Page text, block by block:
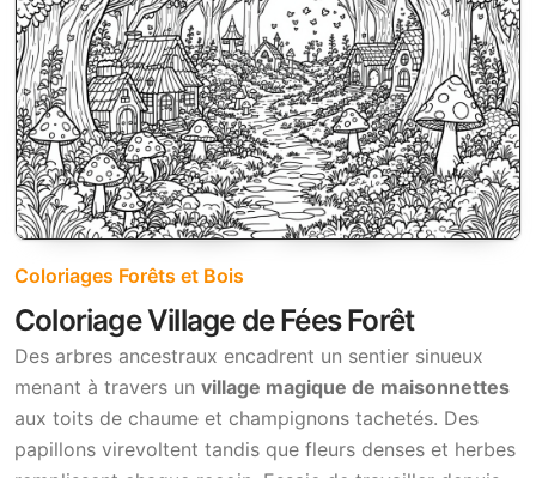
Coloriages Forêts et Bois
Coloriage Village de Fées Forêt
Des arbres ancestraux encadrent un sentier sinueux
menant à travers un village magique de maisonnettes
aux toits de chaume et champignons tachetés. Des
papillons virevoltent tandis que fleurs denses et herbes